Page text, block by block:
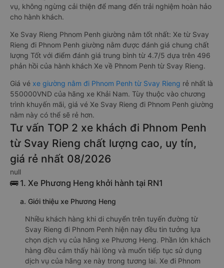
vụ, không ngừng cải thiện để mang đến trải nghiệm hoàn hảo
cho hành khách.
Xe Svay Rieng Phnom Penh giường nằm tốt nhất: Xe từ Svay
Rieng đi Phnom Penh giường nằm được đánh giá chung chất
lượng Tốt với điểm đánh giá trung bình từ 4.7/5 dựa trên 496
phản hồi của hành khách Xe về Phnom Penh từ Svay Rieng.
Giá vé xe giường nằm đi Phnom Penh từ Svay Rieng rẻ nhất là
550000VND của hãng xe Khải Nam. Tùy thuộc vào chương
trình khuyến mãi, giá vé Xe Svay Rieng đi Phnom Penh giường
nằm này có thể sẽ rẻ hơn.
Tư vấn TOP 2 xe khách đi Phnom Penh
từ Svay Rieng chất lượng cao, uy tín,
giá rẻ nhất 08/2026
null
🚌 1. Xe Phương Heng khởi hành tại RN1
a. Giới thiệu xe Phương Heng
Nhiều khách hàng khi di chuyển trên tuyến đường từ
Svay Rieng đi Phnom Penh hiện nay đều tin tưởng lựa
chọn dịch vụ của hãng xe Phương Heng. Phần lớn khách
hàng đều cảm thấy hài lòng và muốn tiếp tục sử dụng
dịch vụ của hãng xe này trong tương lai. Xe đi Phnom